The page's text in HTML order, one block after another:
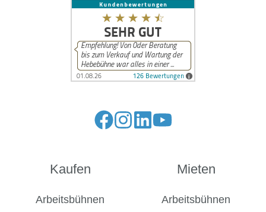
Kaufen
Arbeitsbühnen
Mieten
Arbeitsbühnen